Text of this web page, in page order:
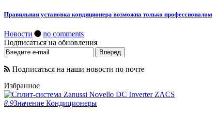
Правильная установка кондиционера возможна только профессионалом
Новости
no comments
Подписаться на обновления
Подписаться на наши новости по почте
Избранное
8.9Значение Кондиционеры